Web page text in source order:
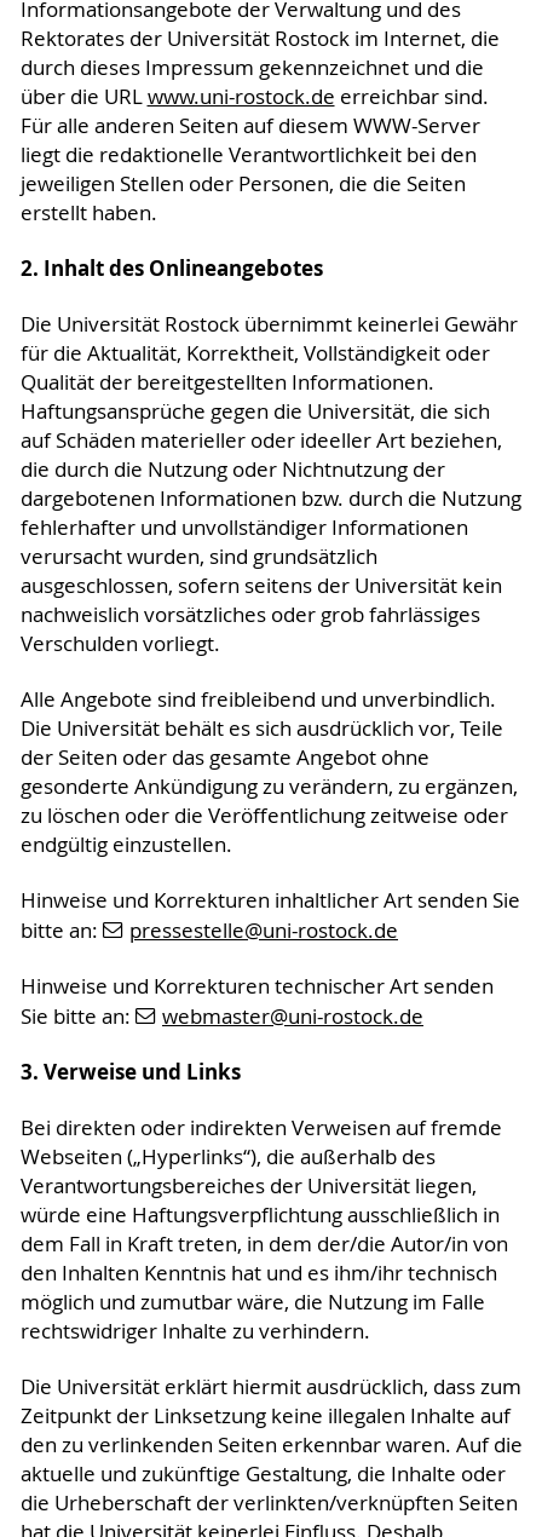
Informationsangebote der Verwaltung und des
Rektorates der Universität Rostock im Internet, die
durch dieses Impressum gekennzeichnet und die
über die URLwww.uni-rostock.de erreichbar sind.
Für alle anderen Seiten auf diesem WWW-Server
liegt die redaktionelle Verantwortlichkeit bei den
jeweiligen Stellen oder Personen, die die Seiten
erstellt haben.
2. Inhalt des Onlineangebotes
Die Universität Rostock übernimmt keinerlei Gewähr
für die Aktualität, Korrektheit, Vollständigkeit oder
Qualität der bereitgestellten Informationen.
Haftungsansprüche gegen die Universität, die sich
auf Schäden materieller oder ideeller Art beziehen,
die durch die Nutzung oder Nichtnutzung der
dargebotenen Informationen bzw. durch die Nutzung
fehlerhafter und unvollständiger Informationen
verursacht wurden, sind grundsätzlich
ausgeschlossen, sofern seitens der Universität kein
nachweislich vorsätzliches oder grob fahrlässiges
Verschulden vorliegt.
Alle Angebote sind freibleibend und unverbindlich.
Die Universität behält es sich ausdrücklich vor, Teile
der Seiten oder das gesamte Angebot ohne
gesonderte Ankündigung zu verändern, zu ergänzen,
zu löschen oder die Veröffentlichung zeitweise oder
endgültig einzustellen.
Hinweise und Korrekturen inhaltlicher Art senden Sie
bitte an:
pressestelle@uni-rostock.de
Hinweise und Korrekturen technischer Art senden
Sie bitte an:
webmaster@uni-rostock.de
3. Verweise und Links
Bei direkten oder indirekten Verweisen auf fremde
Webseiten („Hyperlinks“), die außerhalb des
Verantwortungsbereiches der Universität liegen,
würde eine Haftungsverpflichtung ausschließlich in
dem Fall in Kraft treten, in dem der/die Autor/in von
den Inhalten Kenntnis hat und es ihm/ihr technisch
möglich und zumutbar wäre, die Nutzung im Falle
rechtswidriger Inhalte zu verhindern.
Die Universität erklärt hiermit ausdrücklich, dass zum
Zeitpunkt der Linksetzung keine illegalen Inhalte auf
den zu verlinkenden Seiten erkennbar waren. Auf die
aktuelle und zukünftige Gestaltung, die Inhalte oder
die Urheberschaft der verlinkten/verknüpften Seiten